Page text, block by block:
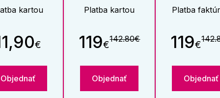
kartou
€
Objednať
Platba kartou
119€142.80€
Objednať
Platba
119€
Objednať